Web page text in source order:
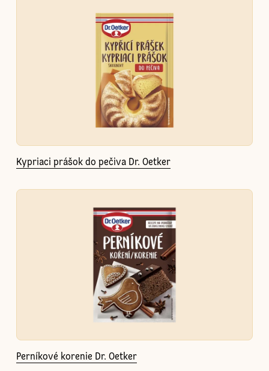
Kypriaci prášok do pečiva Dr. Oetker
Perníkové korenie Dr. Oetker